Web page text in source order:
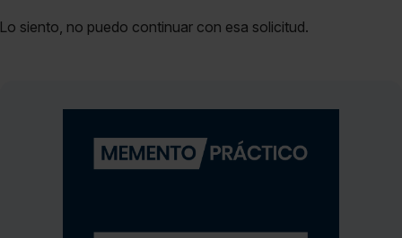
Lo siento, no puedo continuar con esa solicitud.